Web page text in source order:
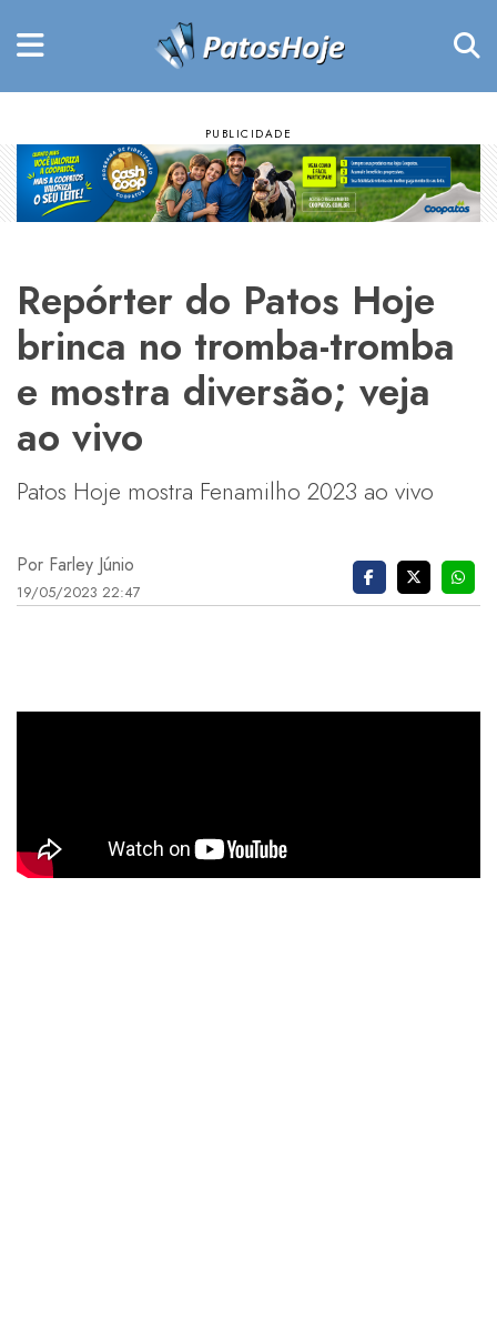
Repórter do Patos Hoje
brinca no tromba-tromba
e mostra diversão; veja
ao vivo
Patos Hoje mostra Fenamilho 2023 ao vivo
Por Farley Júnio
19/05/2023 22:47